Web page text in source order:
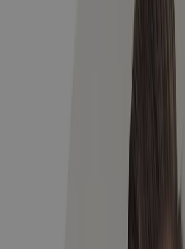
Vendégvélemény a 4*-os
Hotel & Spa szállodáról